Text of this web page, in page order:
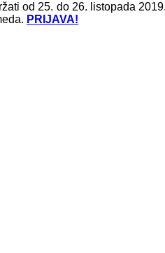
od 25. do 26. listopada
PRIJAVA!